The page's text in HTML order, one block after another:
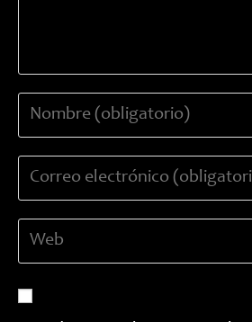
usuario
para
de
para